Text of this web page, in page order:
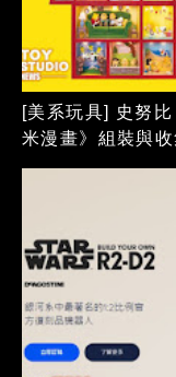
[美系玩具] 史努
米漫畫》組裝與